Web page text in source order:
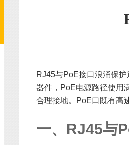
RJ45与PoE接口浪涌保
器件，PoE电源路径使用
合理接地。PoE口既有高
一、RJ45与